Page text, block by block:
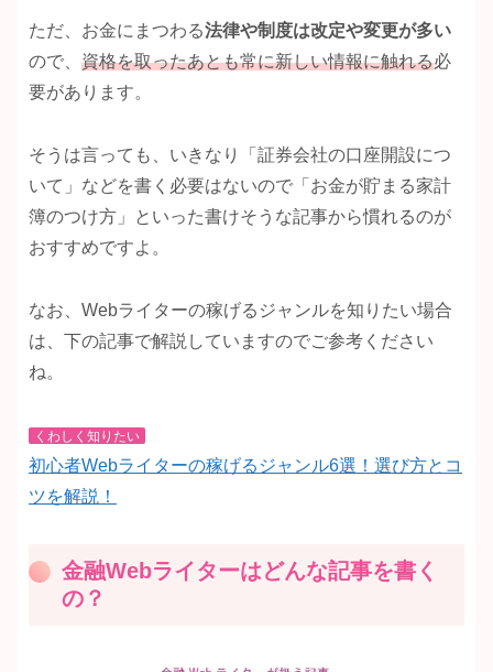
ただ、お金にまつわる法律や制度は改定や変更が多い
ので、 資格を取ったあとも常に新しい情報に触れる必
要があります。
そうは言っても、いきなり「証券会社の口座開設につ
いて」などを書く必要はないので「お金が貯まる家計
簿のつけ方」といった書けそうな記事から慣れるのが
おすすめですよ。
なお、Webライターの稼げるジャンルを知りたい場合
は、下の記事で解説していますのでご参考ください
ね。
くわしく知りたい
初心者Webライターの稼げるジャンル6選！選び方とコ
ツを解説！
金融Webライターはどんな記事を書く
の？